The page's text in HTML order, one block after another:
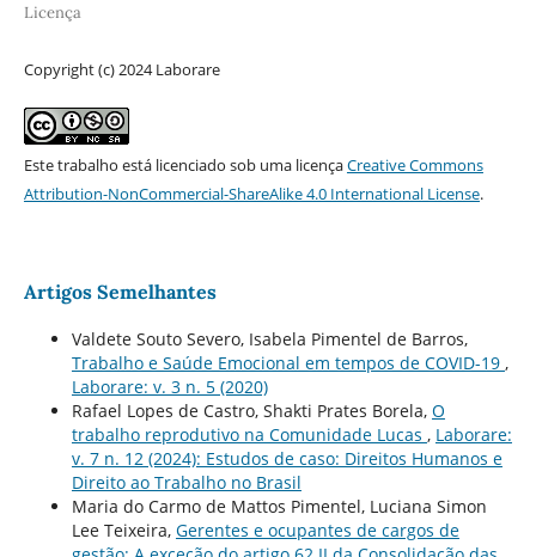
Licença
Copyright (c) 2024 Laborare
Este trabalho está licenciado sob uma licençaCreative Commons
Attribution-NonCommercial-ShareAlike 4.0 International License.
Artigos Semelhantes
Valdete Souto Severo, Isabela Pimentel de Barros,
Trabalho e Saúde Emocional em tempos de COVID-19 ,
Laborare: v. 3 n. 5 (2020)
Rafael Lopes de Castro, Shakti Prates Borela, O
trabalho reprodutivo na Comunidade Lucas , Laborare:
v. 7 n. 12 (2024): Estudos de caso: Direitos Humanos e
Direito ao Trabalho no Brasil
Maria do Carmo de Mattos Pimentel, Luciana Simon
Lee Teixeira, Gerentes e ocupantes de cargos de